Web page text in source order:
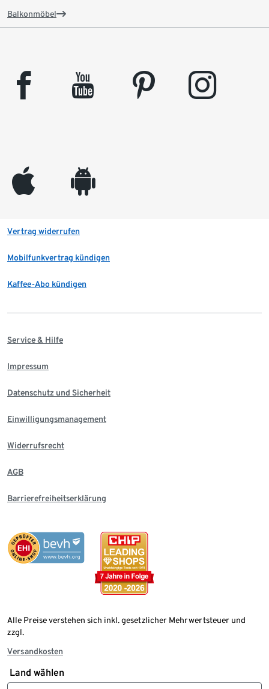
Balkonmöbel
facebook youtube pinterest instagram
appleinc android
Vertrag widerrufen
Mobilfunkvertrag kündigen
Kaffee-Abo kündigen
Service & Hilfe
Impressum
Datenschutz und Sicherheit
Einwilligungsmanagement
Widerrufsrecht
AGB
Barrierefreiheitserklärung
Alle Preise verstehen sich inkl. gesetzlicher Mehrwertsteuer und
zzgl.
Versandkosten
Land wählen